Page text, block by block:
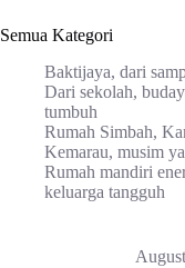
Semua Kategori
Baktijaya, dari
Dari sekolah,
tumbuh
Rumah Simbah,
Kemarau, musim
Rumah mandiri
keluarga tangguh